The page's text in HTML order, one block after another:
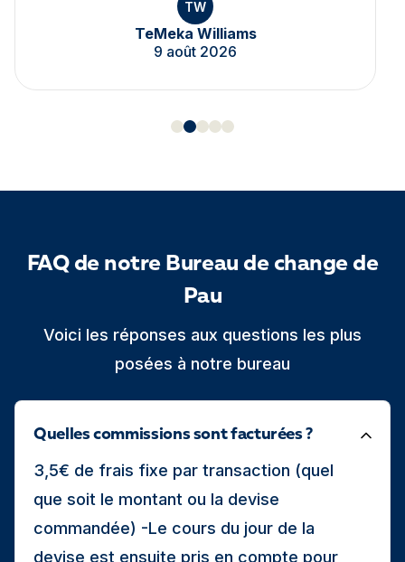
TW
TeMeka Williams
9 août 2026
FAQ de notre Bureau de change de
Pau
Voici les réponses aux questions les plus
posées à notre bureau
Quelles commissions sont facturées ?
3,5€ de frais fixe par transaction (quel
que soit le montant ou la devise
commandée) -Le cours du jour de la
devise est ensuite pris en compte pour